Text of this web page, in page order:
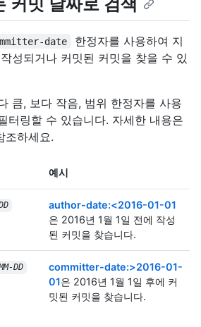
커밋 날짜로 검색
date
한정자를 사용하여 지
성되거나 커밋된 커밋을 찾을 수 있
큼, 보다 작음, 범위 한정자를 사용
터링할 수 있습니다. 자세한 내용은
조하세요.
예시
author-date:<2016-01-01
은 2016년 1월 1일 전에 작성
된 커밋을 찾습니다.
DD
committer-date:>2016-01-
01은 2016년 1월 1일 후에 커
밋된 커밋을 찾습니다.